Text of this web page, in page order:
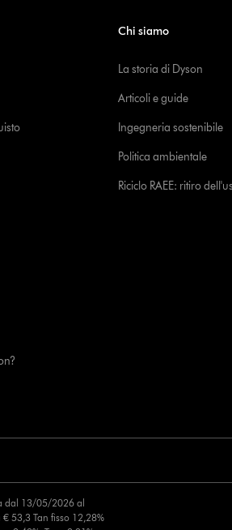
Chi siamo
La storia di Dyson
Articoli e guide
Ingegneria sostenibile
Politica ambientale
Riciclo RAEE: ritiro
dal 13/05/2026 al
53,3 Tan fisso 12,28%